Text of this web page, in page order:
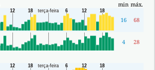
min máx.
16 68
4
28